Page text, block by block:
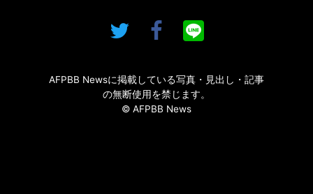
AFPBB Newsに掲載している写真・見出し・記事
の無断使用を禁じます。
© AFPBB News